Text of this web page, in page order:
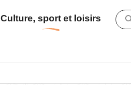
Culture, sport et loisirs